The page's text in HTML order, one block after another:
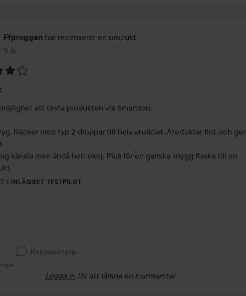
Ffproggen har recenserat en produkt
5 år
Inlägget skapades 5 år
att testa produkten via Smartson.
Räcker med typ 2 droppar till hela ansiktet. Återfuktar fint och ger
känsla men ändå helt okej. Plus för en ganska snygg flaska till en
I INLÄGGET TESTPILOT
Kommentera
Logga in för att lämna en kommentar